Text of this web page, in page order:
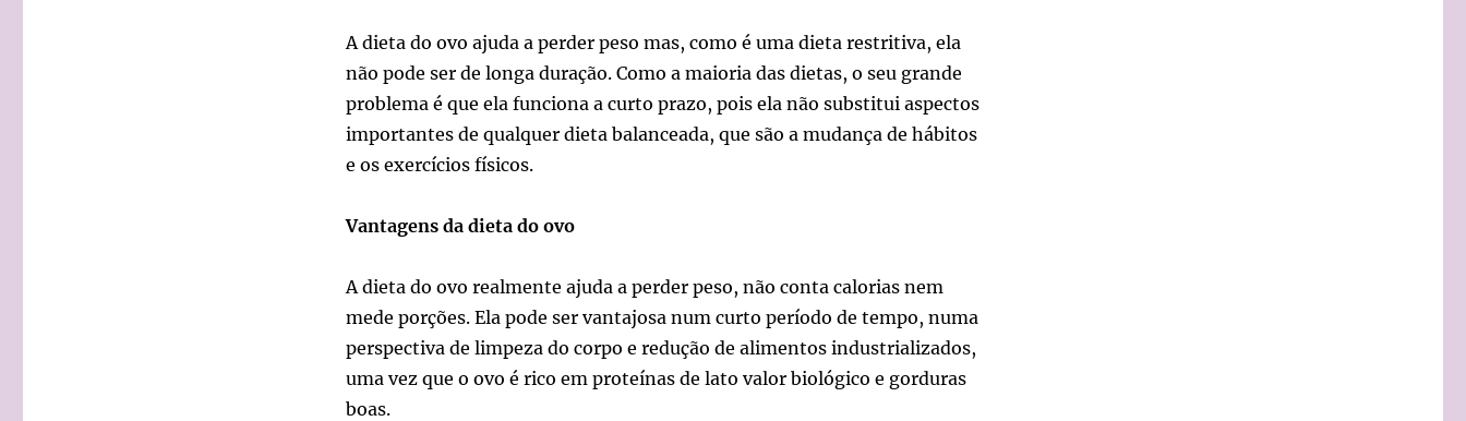
A dieta do ovo ajuda a perder peso mas, como é uma dieta restritiva, ela
não pode ser de longa duração. Como a maioria das dietas, o seu grande
problema é que ela funciona a curto prazo, pois ela não substitui aspectos
importantes de qualquer dieta balanceada, que são a mudança de hábitos
e os exercícios físicos.
Vantagens da dieta do ovo
A dieta do ovo realmente ajuda a perder peso, não conta calorias nem
mede porções. Ela pode ser vantajosa num curto período de tempo, numa
perspectiva de limpeza do corpo e redução de alimentos industrializados,
uma vez que o ovo é rico em proteínas de lato valor biológico e gorduras
boas.